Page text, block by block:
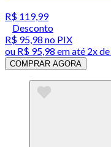
R$ 119,99
Desconto
R$ 95,98 no PIX
ou R$ 95,98 em até 2x
COMPRAR AGORA